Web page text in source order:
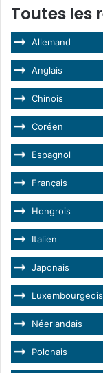
Toutes les
Allemand
Anglais
Chinois
Coréen
Espagnol
Français
Hongrois
Italien
Japonais
Luxembourgeois
Néerlandais
Polonais